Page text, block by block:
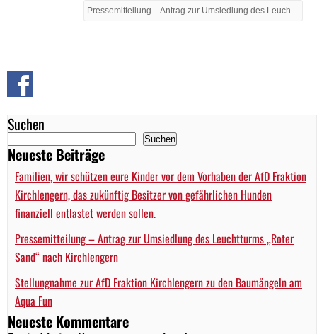
Suchen
Suchen
Neueste Beiträge
Familien, wir schützen eure Kinder vor dem Vorhaben der AfD Fraktion
Kirchlengern, das zukünftig Besitzer von gefährlichen Hunden
finanziell entlastet werden sollen.
Pressemitteilung – Antrag zur Umsiedlung des Leuchtturms „Roter
Sand“ nach Kirchlengern
Stellungnahme zur AfD Fraktion Kirchlengern zu den Baumängeln am
Aqua Fun
Neueste Kommentare
Pressemitteilung – Antrag zur Umsiedlung des Leuchtturms „Roter Sand“ nach Kirchlengern →